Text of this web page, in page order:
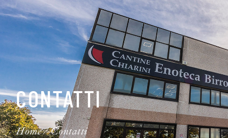
CONTATTI
Home/Contatti